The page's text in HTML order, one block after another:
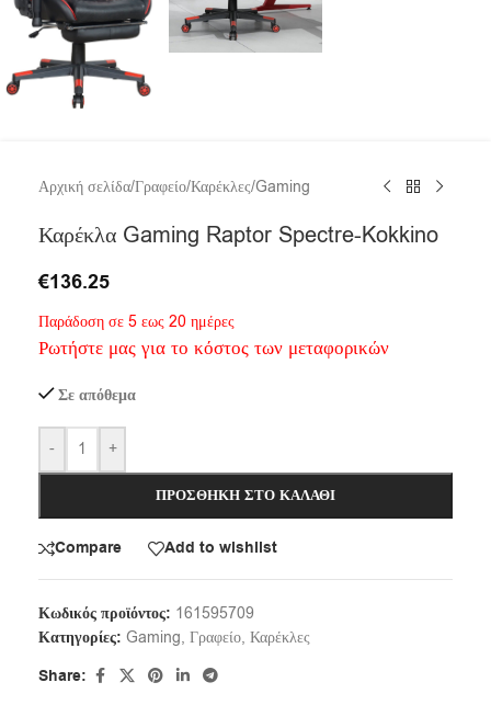
Αρχική σελίδα/Γραφείο/Καρέκλες/Gaming
Καρέκλα Gaming Raptor Spectre-Kokkino
€136.25
Παράδοση σε 5 εως 20 ημέρες
Ρωτήστε μας για το κόστος των μεταφορικών
Σε απόθεμα
- +
ΠΡΟΣΘΉΚΗ ΣΤΟ ΚΑΛΆΘΙ
Compare Add to wishlist
Κωδικός προϊόντος: 161595709
Κατηγορίες: Gaming, Γραφείο, Καρέκλες
Share: